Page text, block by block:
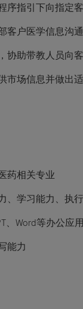
序指引下向指定
客户医学信息沟
协助带教人员向
市场信息并做出
药相关专业
、学习能力、执
、 Word等办公应
能力